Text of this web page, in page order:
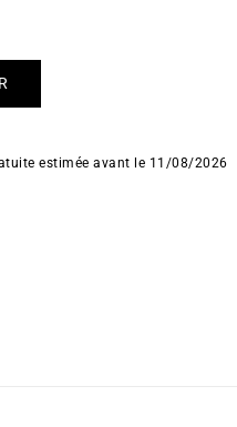
estimée avant le 11/08/2026